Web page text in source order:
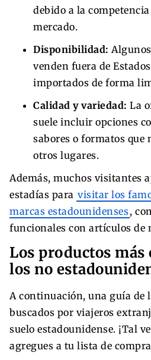
debido a la
mercado.
Disponibilidad:
venden fuera de
importados de forma
Calidad y variedad: La
suele incluir opciones
sabores o formatos que
otros lugares.
Además, muchos visitantes
estadías para visitar los
marcas estadounidenses,
funcionales con artículos de
Los productos
los no
A continuación, una guía de
buscados por viajeros
suelo estadounidense. ¡Tal
agregues a tu lista de